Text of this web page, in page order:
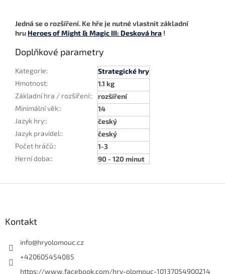
Jedná se o rozšíření. Ke hře je nutné vlastnit základní
hru Heroes of Might & Magic III: Desková hra !
Doplňkové parametry
Kategorie:
Strategické hry
Hmotnost:
1.1 kg
Základní hra / rozšíření::
rozšíření
Minimální věk::
14
Jazyk hry::
český
Jazyk pravidel::
český
Počet hráčů::
1-3
Herní doba:: 90 - 120 minut
Kontakt
info@hryolomouc.cz
+420605454085
https://www.facebook.com/hry-olomouc-10137054900214